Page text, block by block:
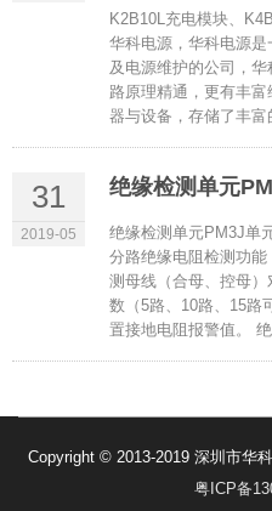
K2B10L充电模块、
华科电源，华科电源
及电源维护的公司，
路原理精通，更有丰
器与设备，存储了丰
31
2019-05
绝缘检测单元
绝缘检测单元PM3J单
分路绝缘电阻检测功
测母线（合母、控母
数（5路、10路、15路
置接地电阻报警值。
Copyright © 2013-2019 深圳市华
粤ICP备